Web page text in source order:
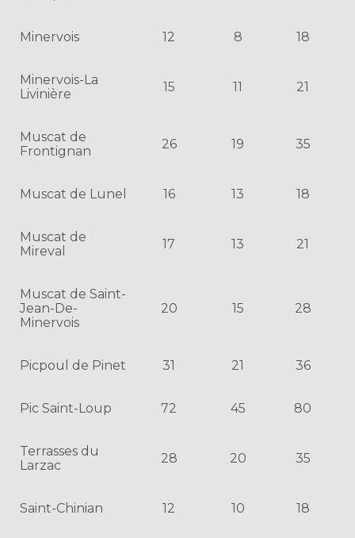
Minervois 12 8 18
Minervois-La
Livinière
15 11 21
Muscat de
Frontignan
26 19 35
Muscat de Lunel 16 13 18
Muscat de
Mireval
17 13 21
Muscat de Saint-
Jean-De-
Minervois
20 15 28
Picpoul de Pinet 31 21 36
Pic Saint-Loup 72 45 80
Terrasses du
Larzac
28 20 35
Saint-Chinian 12 10 18